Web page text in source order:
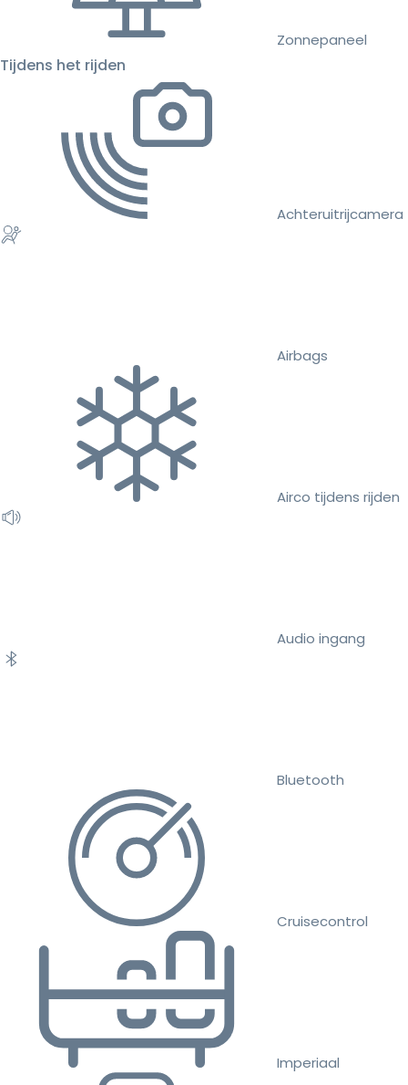
Zonnepaneel
Tijdens het rijden
Achteruitrijcamera
Airbags
Airco tijdens rijden
Audio ingang
Bluetooth
Cruisecontrol
Imperiaal